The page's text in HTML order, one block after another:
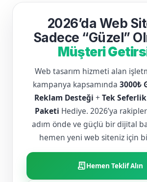
2026’da Web
Sadece “Güzel”
Müşteri
Web tasarım hizmeti alan
kampanya kapsamında 3000₺
Reklam Desteği + Tek Seferlik
Paketi Hediye. 2026’ya
adım önde ve güçlü bir dijital
hemen yeni web siteniz için
receipt_longHemen Teklif Alın